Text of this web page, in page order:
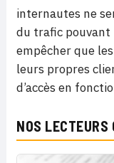
internautes ne
du trafic pouvant
empêcher que
leurs propres
d’accès en
NOS